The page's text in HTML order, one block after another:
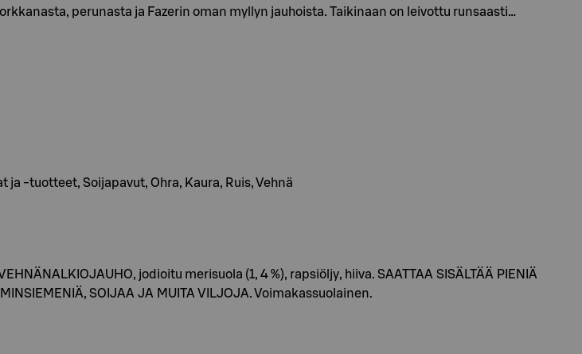
perunasta ja Fazerin oman myllyn jauhoista. Taikinaan on leivottu runsaasti…
-tuotteet, Soijapavut, Ohra, Kaura, Ruis, Vehnä
jodioitu merisuola (1, 4 %), rapsiöljy, hiiva. SAATTAA SISÄLTÄÄ PIENIÄ
SOIJAA JA MUITA VILJOJA. Voimakassuolainen.